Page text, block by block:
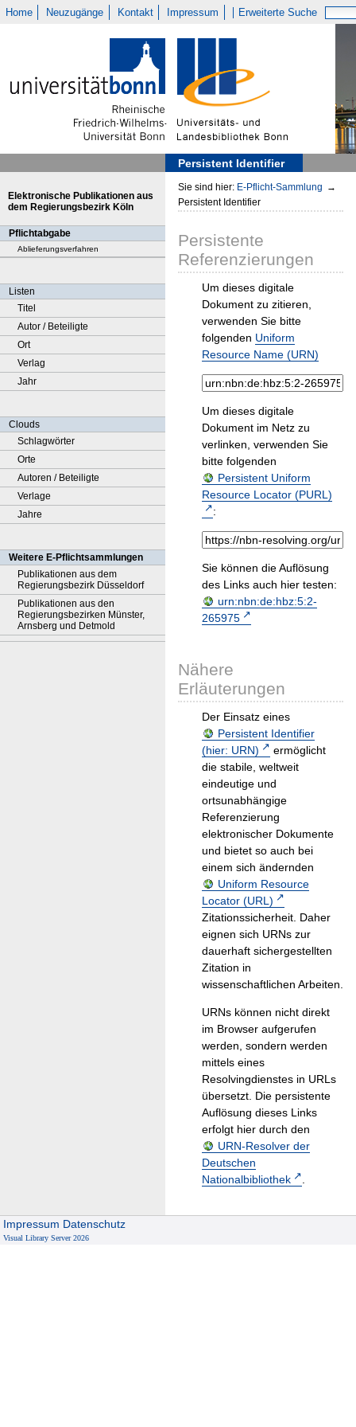
Home Neuzugänge Kontakt Impressum Erweiterte Suche
Persistent Identifier
Elektronische Publikationen aus
dem Regierungsbezirk Köln
Pflichtabgabe
Ablieferungsverfahren
Listen
Titel
Autor / Beteiligte
Ort
Verlag
Jahr
Clouds
Schlagwörter
Orte
Autoren / Beteiligte
Verlage
Jahre
Weitere E-Pflichtsammlungen
Publikationen aus dem
Regierungsbezirk Düsseldorf
Publikationen aus den
Regierungsbezirken Münster,
Arnsberg und Detmold
Sie sind hier: E-Pflicht-Sammlung →
Persistent Identifier
Persistente
Referenzierungen
Um dieses digitale
Dokument zu zitieren,
verwenden Sie bitte
folgenden Uniform
Resource Name (URN)
Um dieses digitale
Dokument im Netz zu
verlinken, verwenden Sie
bitte folgenden
Persistent Uniform
Resource Locator (PURL)
:
Sie können die Auflösung
des Links auch hier testen:
urn:nbn:de:hbz:5:2-
265975
Nähere
Erläuterungen
Der Einsatz eines
Persistent Identifier
(hier: URN)
ermöglicht
die stabile, weltweit
eindeutige und
ortsunabhängige
Referenzierung
elektronischer Dokumente
und bietet so auch bei
einem sich ändernden
Uniform Resource
Locator (URL)
Zitationssicherheit. Daher
eignen sich URNs zur
dauerhaft sichergestellten
Zitation in
wissenschaftlichen Arbeiten.
URNs können nicht direkt
im Browser aufgerufen
werden, sondern werden
mittels eines
Resolvingdienstes in URLs
übersetzt. Die persistente
Auflösung dieses Links
erfolgt hier durch den
URN-Resolver der
Deutschen
Nationalbibliothek
.
Impressum Datenschutz
Visual Library Server 2026